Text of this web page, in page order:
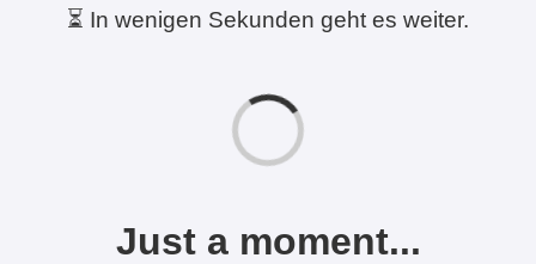
⏳ In wenigen Sekunden geht es weiter.
Just a moment...